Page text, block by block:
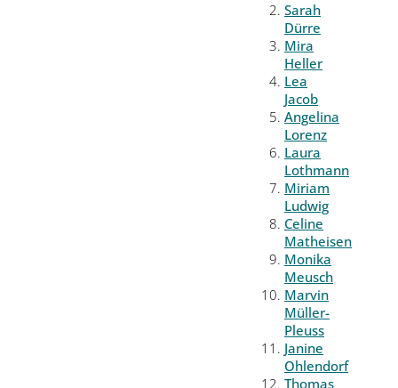
Sarah
Dürre
Mira
Heller
Lea
Jacob
Angelina
Lorenz
Laura
Lothmann
Miriam
Ludwig
Celine
Matheisen
Monika
Meusch
Marvin
Müller-
Pleuss
Janine
Ohlendorf
Thomas